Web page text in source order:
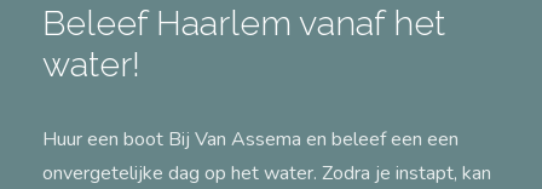
Beleef Haarlem vanaf het
water!
Huur een boot Bij Van Assema en beleef een een
onvergetelijke dag op het water. Zodra je instapt, kan